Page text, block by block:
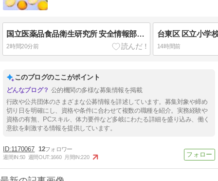
国立医薬品食品衛生研究所 安全情報部の期間業務職員を募集
2時間20分前
台東区 区立小学
14時間前
このブログのここがポイント
公的機関の多様な募集情報を掲載
行政や公共団体のさまざまな公募情報を詳述しています。募集対象や締め
切り日を明確にし、資格や条件に合わせて複数の職種を紹介。実務経験や
資格の有無、PCスキル、体力要件など多岐にわたる詳細を盛り込み、働く
意欲を刺激する情報を提供しています。
1170067 12
週間IN:50 週間OUT:1660 月間IN:220